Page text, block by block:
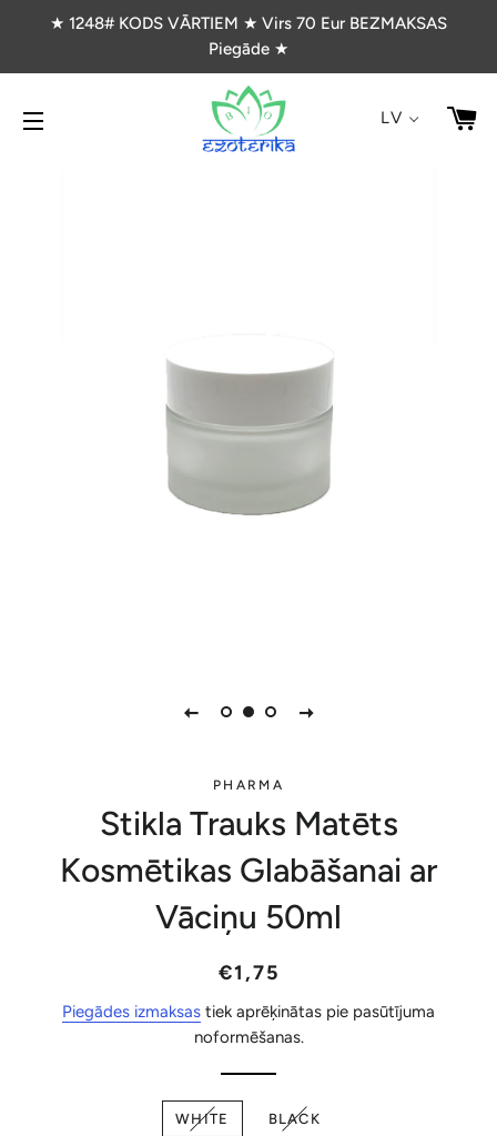
★ 1248# KODS VĀRTIEM ★ Virs 70 Eur BEZMAKSAS
Piegāde ★
VIETNES NAVIGĀCIJA
LV
PHARMA
Stikla Trauks Matēts
Kosmētikas Glabāšanai ar
Vāciņu 50ml
Parastā
Akcijas
€1,75
Piegādes izmaksas tiek aprēķinātas pie pasūtījuma
noformēšanas.
WHITE BLACK